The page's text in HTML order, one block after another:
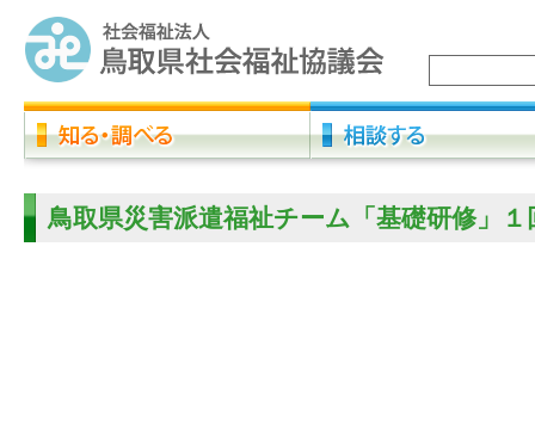
鳥取県災害派遣福祉チーム「基礎研修」１